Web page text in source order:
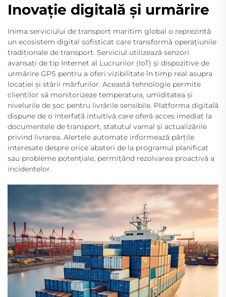
Inovație digitală și urmărire
Inima serviciului de transport maritim global o reprezintă
un ecosistem digital sofisticat care transformă operațiunile
tradiționale de transport. Serviciul utilizează senzori
avansați de tip Internet al Lucrurilor (IoT) și dispozitive de
urmărire GPS pentru a oferi vizibilitate în timp real asupra
locației și stării mărfurilor. Această tehnologie permite
clienților să monitorizeze temperatura, umiditatea și
nivelurile de șoc pentru livrările sensibile. Platforma digitală
dispune de o interfață intuitivă care oferă acces imediat la
documentele de transport, statutul vamal și actualizările
privind livrarea. Alertele automate informează părțile
interesate despre orice abateri de la programul planificat
sau probleme potențiale, permițând rezolvarea proactivă a
incidentelor.